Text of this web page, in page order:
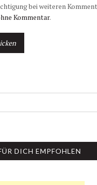
bei weiteren
Kommentar.
DICH EMPFOHLEN